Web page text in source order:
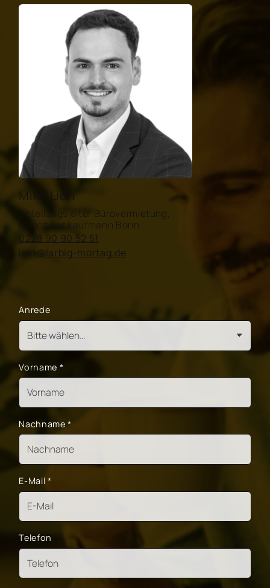
Mike Lion
Abteilungsleiter Bürovermietung,
Immobilienkaufmann Bonn
0228 90 90 52 51
lion@larbig-mortag.de
Anrede
Vorname *
Nachname*
E-Mail *
Telefon